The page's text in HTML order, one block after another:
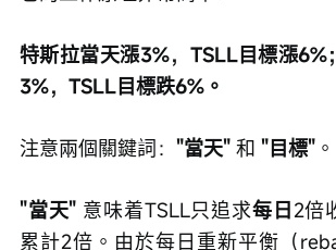
特斯拉當天漲3%，TSLL目標漲6%
3%，TSLL目標跌6%。
注意兩個關鍵詞： "當天" 和 "目標" 。
"當天" 意味着TSLL只追求每日2倍
累計2倍。由於每日重新平衡（